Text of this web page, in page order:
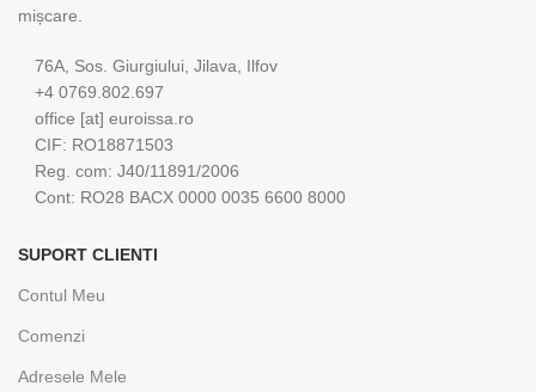
mișcare.
76A, Sos. Giurgiului, Jilava, Ilfov
+4 0769.802.697
office [at] euroissa.ro
CIF: RO18871503
Reg. com: J40/11891/2006
Cont: RO28 BACX 0000 0035 6600 8000
SUPORT CLIENTI
Contul Meu
Comenzi
Adresele Mele